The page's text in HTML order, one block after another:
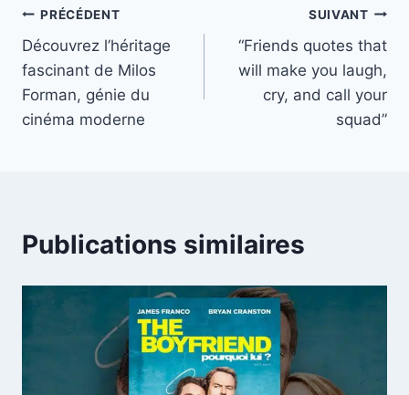
Navigation
de
l’article
PRÉCÉDENT
Découvrez l’héritage
fascinant de Milos
Forman, génie du
cinéma moderne
SUIVANT
“Friends quotes that
will make you laugh,
cry, and call your
squad”
Publications similaires